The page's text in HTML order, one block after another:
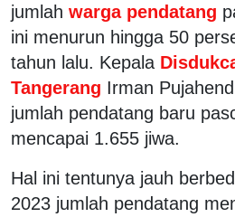
jumlah warga pendatang
ini menurun hingga 50
tahun lalu. Kepala
Tangerang Irman
jumlah pendatang baru
mencapai 1.655 jiwa.
Hal ini tentunya jauh
2023 jumlah pendatang